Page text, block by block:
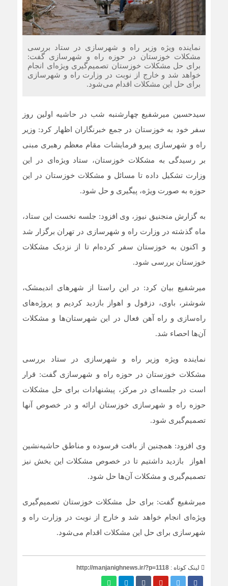
نماینده ویژه وزیر راه و شهرسازی در ستاد بررسی
مشکلات خوزستان در حوزه راه و شهرسازی گفت:
برای حل مشکلات خوزستان تصمیم‌گیری ویژه‌ای انجام
خواهد شد و خارج از نوبت در وزارت راه و شهرسازی
برای حل این مشکلات اقدام می‌شود.
سیدحسین میرشفیع چهارشنبه شب در حاشیه اولین روز
سفر خود به خوزستان در جمع خبرنگاران اظهار کرد: وزیر
راه و شهرسازی پیرو فرمایشات مقام معظم رهبری مبنی
بر رسیدگی به مشکلات خوزستان، ستاد ویژه‌ای در این
وزارت تشکیل داده تا مسائل و مشکلات خوزستان در این
حوزه به صورت ویژه، پیگیری و حل شود.
به گزارش منجنیق نیوز، وی افزود: جلسه نخست این ستاد،
ماه گذشته در وزارت راه و شهرسازی در تهران برگزار شد
و اکنون به خوزستان سفر کرده‌ام تا از نزدیک مشکلات
خوزستان بررسی شود.
میرشفیع بیان کرد: در این راستا از شهرهای اندیمشک،
شوشتر، باوی، دزفول و اهواز بازدید کردیم و پروژه‌های
راه‌سازی و راه آهن فعال در این شهرستان‌ها و مشکلات
آن‌ها احصاء شد.
نماینده ویژه وزیر راه و شهرسازی در ستاد بررسی
مشکلات خوزستان در حوزه راه و شهرسازی گفت: قرار
است در جلسه‌ای در مرکز، پیشنهادات برای حل مشکلات
حوزه راه و شهرسازی خوزستان ارائه و در خصوص آن‎ها
تصمیم‌گیری شود.
وی افزود: همچنین از بافت فرسوده و مناطق حاشیه‌نشین
اهواز بازدید داشتیم تا در خصوص مشکلات این بخش نیز
تصمیم‌گیری و مشکلات آن‌ها حل شود.
میرشفیع گفت: برای حل مشکلات خوزستان تصمیم‌گیری
ویژه‌ای انجام خواهد شد و خارج از نوبت در وزارت راه و
شهرسازی برای حل این مشکلات اقدام می‌شود.
لینک کوتاه : http://manjanighnews.ir/?p=1118